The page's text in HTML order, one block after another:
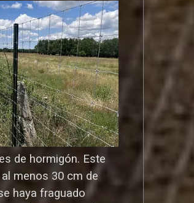
de hormigón. Este
menos 30 cm de
haya fraguado